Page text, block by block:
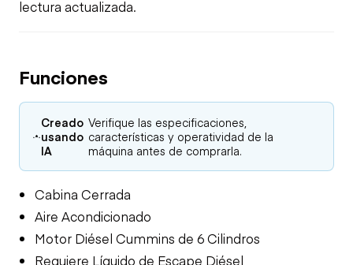
lectura actualizada.
Funciones
Creado
usando
IA
Verifique las especificaciones,
características y operatividad de la
máquina antes de comprarla.
Cabina Cerrada
Aire Acondicionado
Motor Diésel Cummins de 6 Cilindros
Requiere Líquido de Escape Diésel